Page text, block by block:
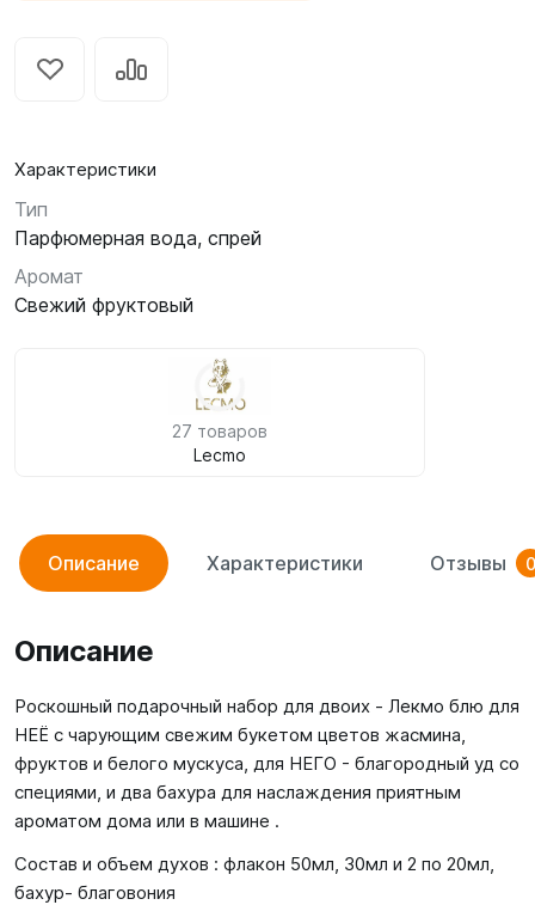
Характеристики
Тип
Парфюмерная вода, спрей
Аромат
Свежий фруктовый
27 товаров
Lecmo
Описание Характеристики Отзывы 0
Описание
Роскошный подарочный набор для двоих - Лекмо блю для
НЕЁ с чарующим свежим букетом цветов жасмина,
фруктов и белого мускуса, для НЕГО - благородный уд со
специями, и два бахура для наслаждения приятным
ароматом дома или в машине .
Состав и объем духов : флакон 50мл, 30мл и 2 по 20мл,
бахур- благовония